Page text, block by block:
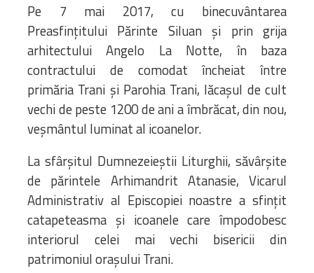
Pe 7 mai 2017, cu binecuvântarea
Preasfințitului Părinte Siluan și prin grija
arhitectului Angelo La Notte, în baza
contractului de comodat încheiat între
primăria Trani și Parohia Trani, lăcașul de cult
vechi de peste 1200 de ani a îmbrăcat, din nou,
veșmântul luminat al icoanelor.
La sfârșitul Dumnezeieștii Liturghii, săvârșite
de părintele Arhimandrit Atanasie, Vicarul
Administrativ al Episcopiei noastre a sfințit
catapeteasma și icoanele care împodobesc
interiorul celei mai vechi bisericii din
patrimoniul orașului Trani.